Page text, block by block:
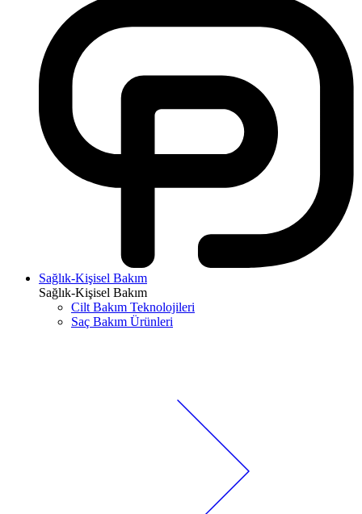
Sağlık-Kişisel Bakım
Sağlık-Kişisel Bakım
Cilt Bakım Teknolojileri
Saç Bakım Ürünleri